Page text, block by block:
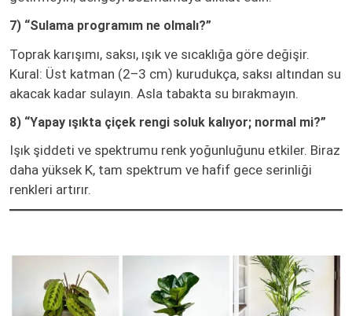
7) “Sulama programım ne olmalı?”
Toprak karışımı, saksı, ışık ve sıcaklığa göre değişir.
Kural: Üst katman (2–3 cm) kurudukça, saksı altından su
akacak kadar sulayın. Asla tabakta su bırakmayın.
8) “Yapay ışıkta çiçek rengi soluk kalıyor; normal mi?”
Işık şiddeti ve spektrumu renk yoğunluğunu etkiler. Biraz
daha yüksek K, tam spektrum ve hafif gece serinliği
renkleri artırır.